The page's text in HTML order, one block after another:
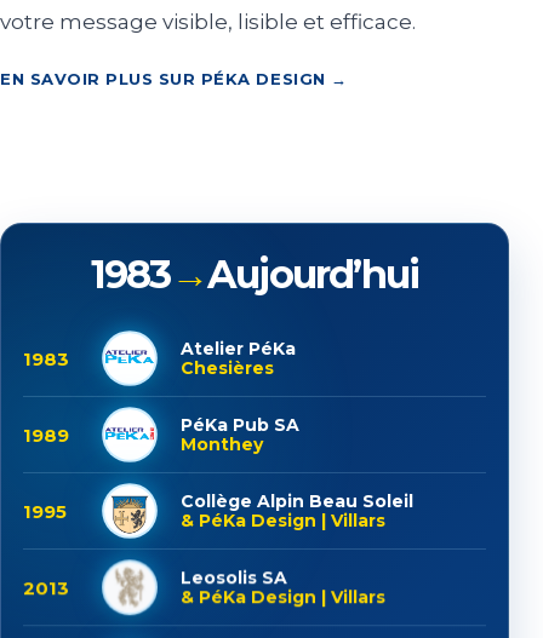
votre message visible, lisible et efficace.
EN SAVOIR PLUS SUR PÉKA DESIGN →
1983→Aujourd’hui
1983
Atelier PéKa
Chesières
1989
PéKa Pub SA
Monthey
1995
Collège Alpin Beau Soleil
& PéKa Design | Villars
2013
Leosolis SA
& PéKa Design | Villars